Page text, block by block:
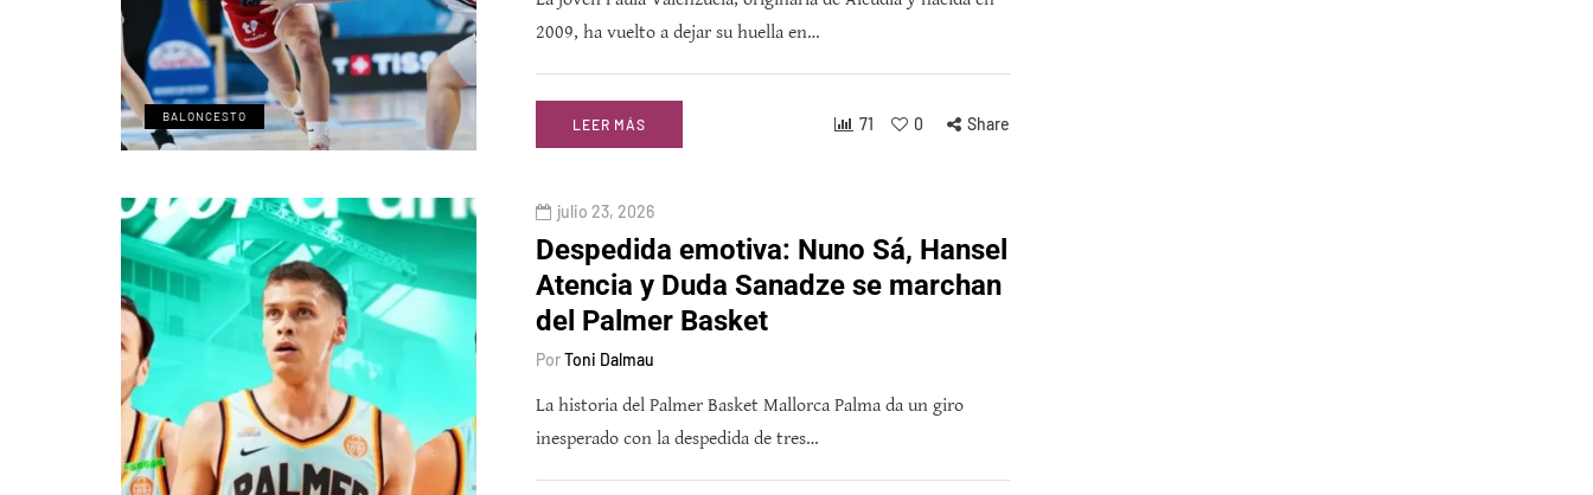
BALONCESTO
2009, ha vuelto a dejar su huella en…
LEER MÁS 71 0 Share
julio 23, 2026
Despedida emotiva: Nuno Sá, Hansel
Atencia y Duda Sanadze se marchan
del Palmer Basket
PorToni Dalmau
La historia del Palmer Basket Mallorca Palma da un giro
inesperado con la despedida de tres…